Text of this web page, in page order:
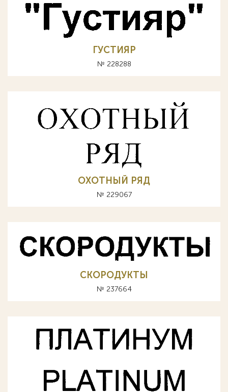
ГУСТИЯР
№ 228288
ОХОТНЫЙ РЯД
№ 229067
СКОРОДУКТЫ
№ 237664